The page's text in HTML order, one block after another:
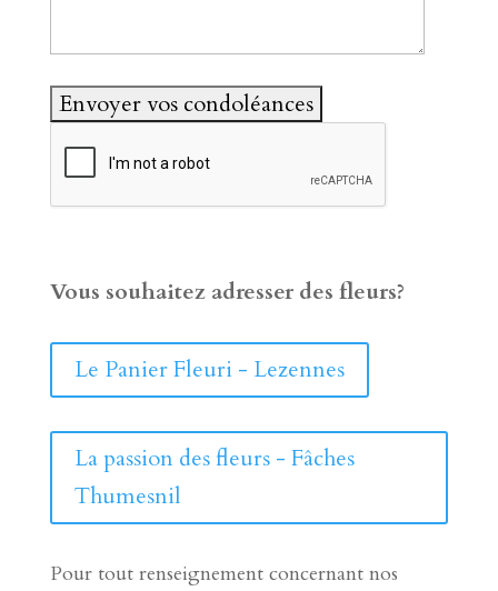
Vous souhaitez adresser des fleurs?
Le Panier Fleuri - Lezennes
La passion des fleurs - Fâches
Thumesnil
Pour tout renseignement concernant nos